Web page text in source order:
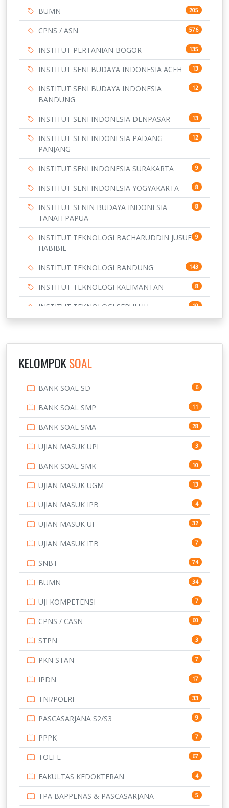
BUMN 205
CPNS / ASN 576
INSTITUT PERTANIAN BOGOR 135
INSTITUT SENI BUDAYA INDONESIA ACEH 13
INSTITUT SENI BUDAYA INDONESIA
BANDUNG
12
INSTITUT SENI INDONESIA DENPASAR 13
INSTITUT SENI INDONESIA PADANG
PANJANG
12
INSTITUT SENI INDONESIA SURAKARTA 9
INSTITUT SENI INDONESIA YOGYAKARTA 8
INSTITUT SENIN BUDAYA INDONESIA
TANAH PAPUA
8
INSTITUT TEKNOLOGI BACHARUDDIN JUSUF
HABIBIE
9
INSTITUT TEKNOLOGI BANDUNG 143
INSTITUT TEKNOLOGI KALIMANTAN 8
INSTITUT TEKNOLOGI SEPULUH
NOVEMBER
10
3
169
7
PTDI STTD 4
133
SMA 146
SMK 231
SMP 134
STIP 2
153
345
UNIVERSITAS AIRLANGGA 15
16
15
15
14
14
UNIVERSITAS CENDRAWASIH 14
15
219
11
134
KELOMPOKSOAL
BANK SOAL SD 6
BANK SOAL SMP 11
BANK SOAL SMA 28
UJIAN MASUK UPI 3
BANK SOAL SMK 10
UJIAN MASUK UGM 13
UJIAN MASUK IPB 4
UJIAN MASUK UI 32
UJIAN MASUK ITB 7
SNBT 74
BUMN 34
UJI KOMPETENSI 7
CPNS / CASN 60
STPN 3
PKN STAN 7
IPDN 17
TNI/POLRI 33
PASCASARJANA S2/S3 9
PPPK 7
TOEFL 67
FAKULTAS KEDOKTERAN 4
TPA BAPPENAS & PASCASARJANA 5